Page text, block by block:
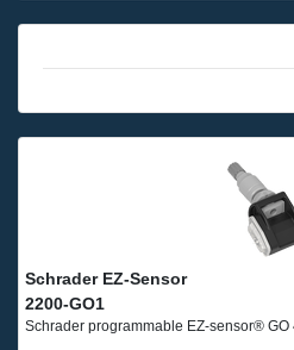
Schrader EZ-Sensor
2200-GO1
Schrader programmable EZ-sensor® GO